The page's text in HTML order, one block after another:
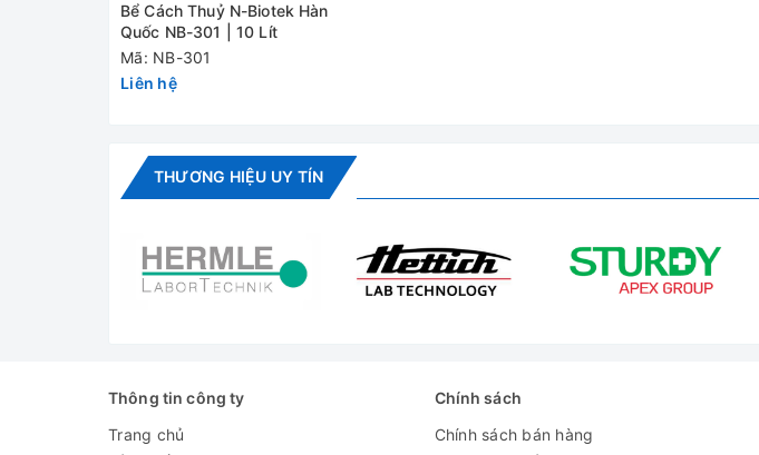
Bể Cách Thuỷ N-Biotek Hàn
Quốc NB-301 | 10 Lít
Mã: NB-301
Liên hệ
THƯƠNG HIỆU UY TÍN
Thông tin công ty
Trang chủ
Chính sách
Chính sách bán hàng